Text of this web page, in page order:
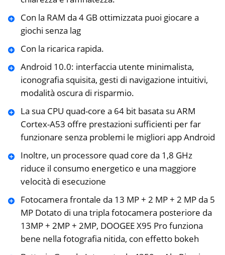
Con la RAM da 4 GB ottimizzata puoi giocare a
giochi senza lag
Con la ricarica rapida.
Android 10.0: interfaccia utente minimalista,
iconografia squisita, gesti di navigazione intuitivi,
modalità oscura di risparmio.
La sua CPU quad-core a 64 bit basata su ARM
Cortex-A53 offre prestazioni sufficienti per far
funzionare senza problemi le migliori app Android
Inoltre, un processore quad core da 1,8 GHz
riduce il consumo energetico e una maggiore
velocità di esecuzione
Fotocamera frontale da 13 MP + 2 MP + 2 MP da 5
MP Dotato di una tripla fotocamera posteriore da
13MP + 2MP + 2MP, DOOGEE X95 Pro funziona
bene nella fotografia nitida, con effetto bokeh